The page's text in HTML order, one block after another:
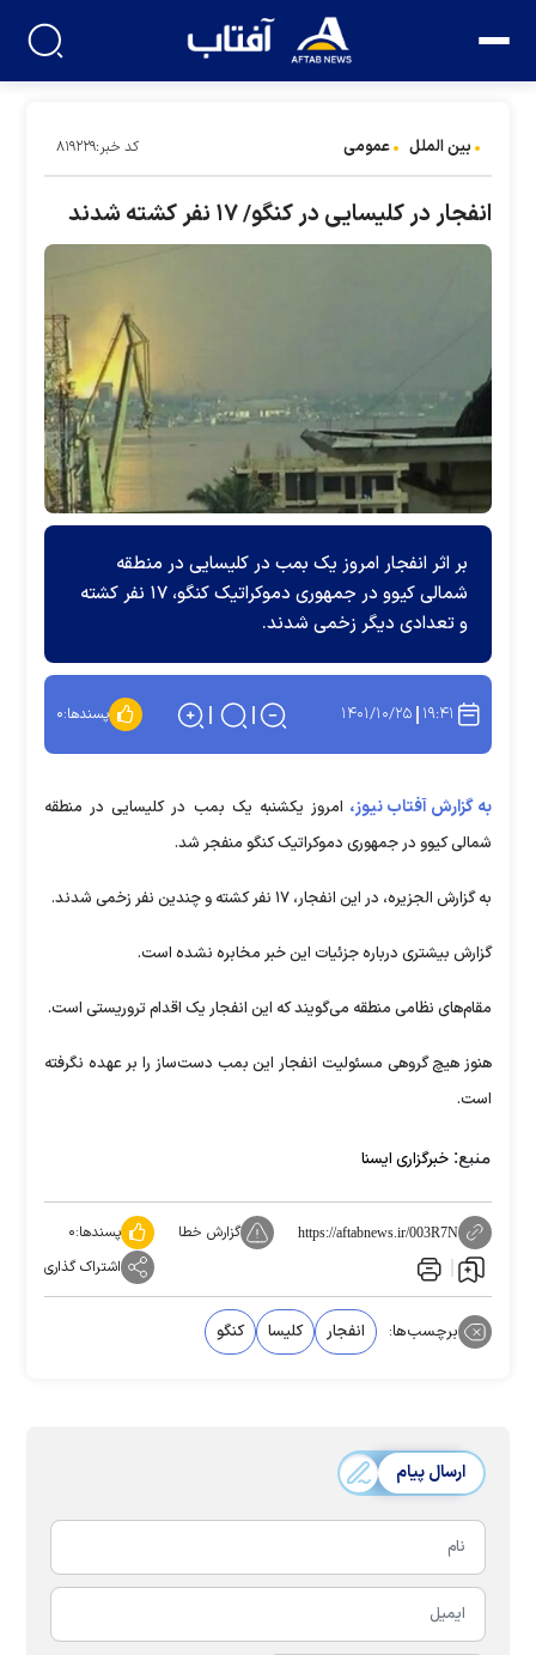
بین الملل عمومی کد خبر:۸۱۹۲۲۹
انفجار در کلیسایی در کنگو/ ۱۷ نفر کشته شدند
بر اثر انفجار امروز یک بمب در کلیسایی در منطقه
شمالی کیوو در جمهوری دموکراتیک کنگو، ۱۷ نفر کشته
و تعدادی دیگر زخمی شدند.
۱۹:۴۱ ۱۴۰۱/۱۰/۲۵ پسندها:۰
به گزارش آفتاب نیوز، امروز یکشنبه یک بمب در کلیسایی در منطقه
شمالی کیوو در جمهوری دموکراتیک کنگو منفجر شد.
به گزارش الجزیره، در این انفجار، ۱۷ نفر کشته و چندین نفر زخمی شدند.
گزارش بیشتری درباره جزئیات این خبر مخابره نشده است.
مقام‌های نظامی منطقه می‌گویند که این انفجار یک اقدام تروریستی است.
هنوز هیچ گروهی مسئولیت انفجار این بمب دست‌ساز را بر عهده نگرفته
است.
منبع: خبرگزاری ایسنا
https://aftabnews.ir/003R7N گزارش خطا پسندها:۰
اشتراک گذاری
برچسب‌ها: انفجار کلیسا کنگو
ارسال پیام